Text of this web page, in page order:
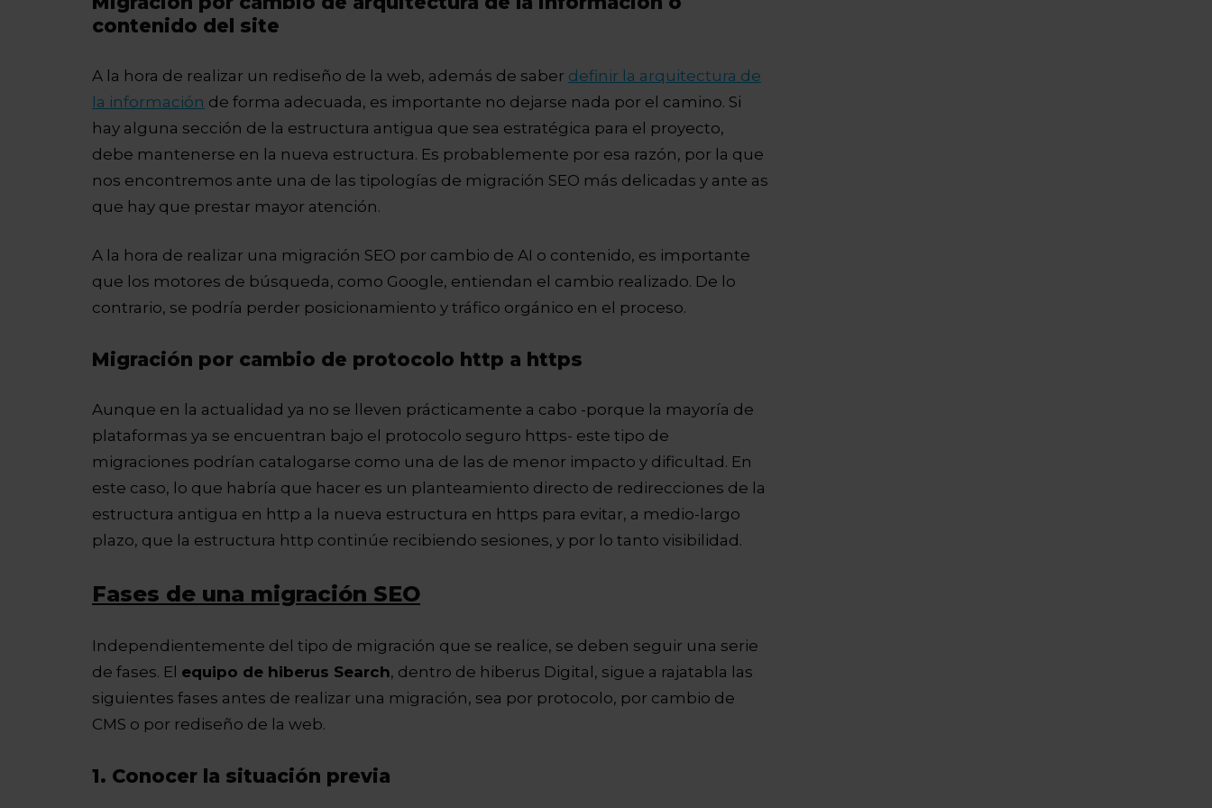
contenido del site
A la hora de realizar un rediseño de la web, además de saber definir la arquitectura de
la información de forma adecuada, es importante no dejarse nada por el camino. Si
hay alguna sección de la estructura antigua que sea estratégica para el proyecto,
debe mantenerse en la nueva estructura. Es probablemente por esa razón, por la que
nos encontremos ante una de las tipologías de migración SEO más delicadas y ante as
que hay que prestar mayor atención.
A la hora de realizar una migración SEO por cambio de AI o contenido, es importante
que los motores de búsqueda, como Google, entiendan el cambio realizado. De lo
contrario, se podría perder posicionamiento y tráfico orgánico en el proceso.
Migración por cambio de protocolo http a https
Aunque en la actualidad ya no se lleven prácticamente a cabo -porque la mayoría de
plataformas ya se encuentran bajo el protocolo seguro https- este tipo de
migraciones podrían catalogarse como una de las de menor impacto y dificultad. En
este caso, lo que habría que hacer es un planteamiento directo de redirecciones de la
estructura antigua en http a la nueva estructura en https para evitar, a medio-largo
plazo, que la estructura http continúe recibiendo sesiones, y por lo tanto visibilidad.
Fases de una migración SEO
Independientemente del tipo de migración que se realice, se deben seguir una serie
de fases. El equipo de hiberus Search, dentro de hiberus Digital, sigue a rajatabla las
siguientes fases antes de realizar una migración, sea por protocolo, por cambio de
CMS o por rediseño de la web.
1. Conocer la situación previa